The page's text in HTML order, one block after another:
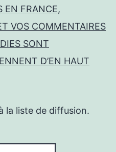
EN FRANCE,
VOS COMMENTAIRES
SONT
D’EN HAUT
la liste de diffusion.